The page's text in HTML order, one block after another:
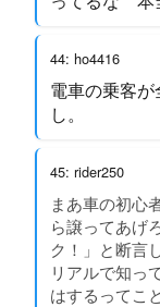
44: ho4416
電車の乗客
し。
45: rider250
まあ車の初心
ら譲ってあげ
ク！」と断言
リアルで知っ
はするってこと